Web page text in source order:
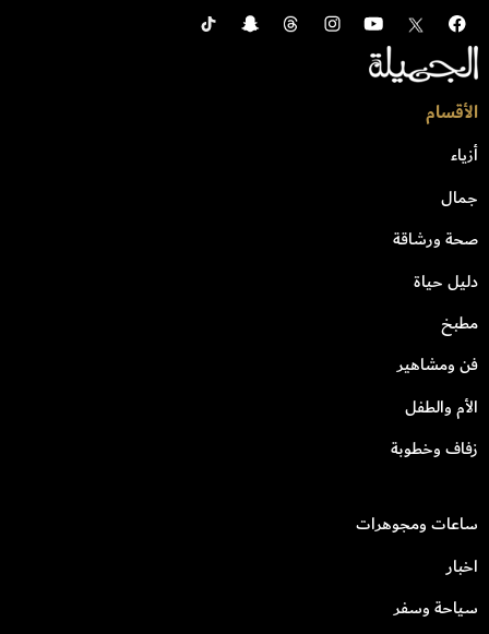
الأقسام
أزياء
جمال
صحة ورشاقة
دليل حياة
مطبخ
فن ومشاهير
الأم والطفل
زفاف وخطوبة
ساعات ومجوهرات
اخبار
سياحة وسفر